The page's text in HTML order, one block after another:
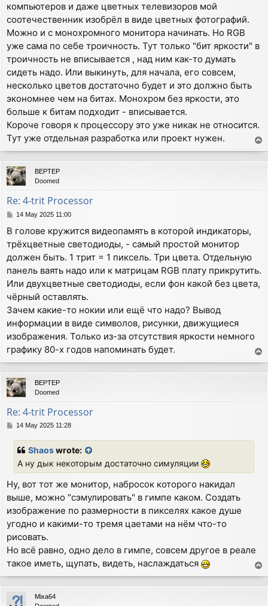
компьютеров и даже цветных телевизоров мой
соотечественник изобрёл в виде цветных фотографий.
Можно и с монохромного монитора начинать. Но RGB
уже сама по себе троичность. Тут только "бит яркости" в
троичность не вписывается , над ним как-то думать
сидеть надо. Или выкинуть, для начала, его совсем,
несколько цветов достаточно будет и это должно быть
экономнее чем на битах. Монохром без яркости, это
больше к битам подходит - вписывается.
Короче говоря к процессору это уже никак не относится.
Тут уже отдельная разработка или проект нужен.
o
p
BEPTEP
Doomed
Re: 4-trit Processor
P
s
t
14 May 2025 11:00
В голове кружится видеопамять в которой индикаторы,
трёхцветные светодиоды, - самый простой монитор
должен быть. 1 трит = 1 пиксель. Три цвета. Отдельную
панель ваять надо или к матрицам RGB плату прикрутить.
Или двухцветные светодиоды, если фон какой без цвета,
чёрный оставлять.
Зачем какие-то нокии или ещё что надо? Вывод
информации в виде символов, рисунки, движущиеся
изображения. Только из-за отсутствия яркости немного
графику 80-х годов напоминать будет.
o
p
BEPTEP
Doomed
Re: 4-trit Processor
P14 May 2025 11:28
Shaoswrote:
А ну дык некоторым достаточно симуляции
Ну, вот тот же монитор, набросок которого накидал
выше, можно "сэмулировать" в гимпе каком. Создать
изображение по размерности в пикселях какое душе
угодно и какими-то тремя цаетами на нём что-то
рисовать.
Но всё равно, одно дело в гимпе, совсем другое в реале
такое иметь, щупать, видеть, наслаждаться
o
p
Mixa64